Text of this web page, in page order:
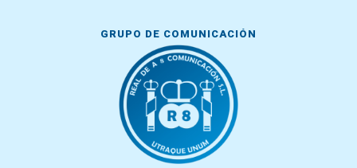
GRUPO DE COMUNICACIÓN